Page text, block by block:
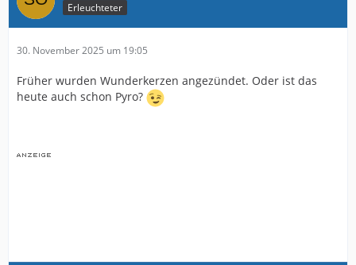
Erleuchteter
30. November 2025 um 19:05
Früher wurden Wunderkerzen angezündet. Oder ist das
heute auch schon Pyro?